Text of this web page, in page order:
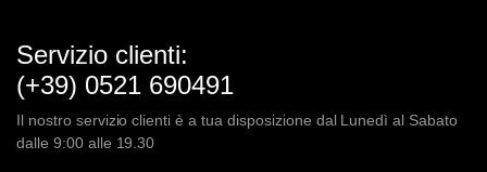
Servizio clienti:
(+39) 0521 690491
Il nostro servizio clienti è a tua disposizione dal Lunedì al Sabato
dalle 9:00 alle 19.30